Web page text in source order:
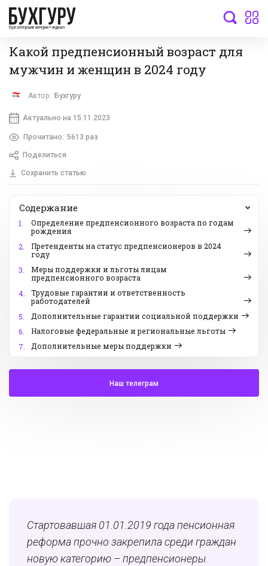
бухгалтерский интернет-журнал
Какой предпенсионный возраст для
мужчин и женщин в 2024 году
Автор: Бухгуру
Актуально на 15.11.2023
Прочитано: 5613 раз
Поделиться
Сохранить статью
Содержание
1.
Определение предпенсионного возраста по годам
рождения
2.
Претенденты на статус предпенсионеров в 2024
году
3.
Меры поддержки и льготы лицам
предпенсионного возраста
4.
Трудовые гарантии и ответственность
работодателей
5.
Дополнительные гарантии социальной поддержки
6.
Налоговые федеральные и региональные льготы
7.
Дополнительные меры поддержки
Наш телеграм
Стартовавшая 01.01.2019 года пенсионная
реформа прочно закрепила среди граждан
новую категорию – предпенсионеры.